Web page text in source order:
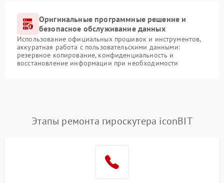
Оригинальные программные решение и
безопасное обслуживание данных
Использование официальных прошивок и инструментов,
аккуратная работа с пользовательскими данными:
резервное копирование, конфиденциальность и
восстановление информации при необходимости
Этапы ремонта гироскутера iconBIT